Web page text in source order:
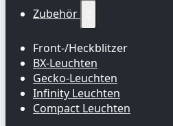
Zubehör
Front-/Heckblitzer
BX-Leuchten
Gecko-Leuchten
Infinity Leuchten
Compact Leuchten